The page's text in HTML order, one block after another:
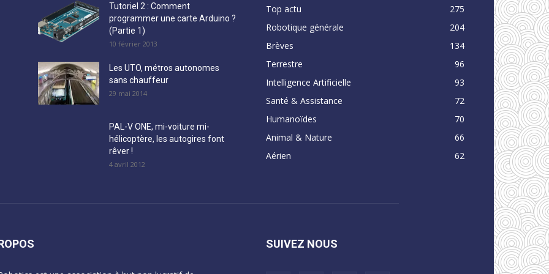
Tutoriel 2 : Comment
programmer une carte Arduino ?
(Partie 1)
10 février 2013
Les UTO, métros autonomes
sans chauffeur
29 mai 2014
PAL-V ONE, mi-voiture mi-
hélicoptère, les autogires font
rêver !
4 avril 2012
Top actu
275
Robotique générale
204
Brèves
134
Terrestre
96
Intelligence Artificielle
93
Santé & Assistance
72
Humanoïdes
70
Animal & Nature
66
Aérien
62
SUIVEZ NOUS